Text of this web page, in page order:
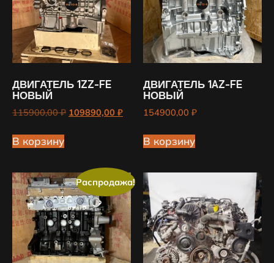
ДВИГАТЕЛЬ 1ZZ-FE
НОВЫЙ
115900,00₽ 109890,00 ₽
В корзину
ДВИГАТЕЛЬ 1AZ-FE
НОВЫЙ
154900,00 ₽
В корзину
Распродажа!